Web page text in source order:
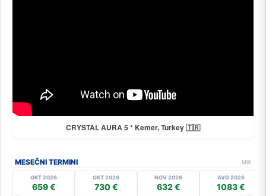
CRYSTAL AURA 5 * Kemer, Turkey 🇹🇷
MESEČNI TERMINI MIX
OKT 2026
659 €
OKT 2026
730 €
NOV 2026
632 €
AVG 2026
1083 €